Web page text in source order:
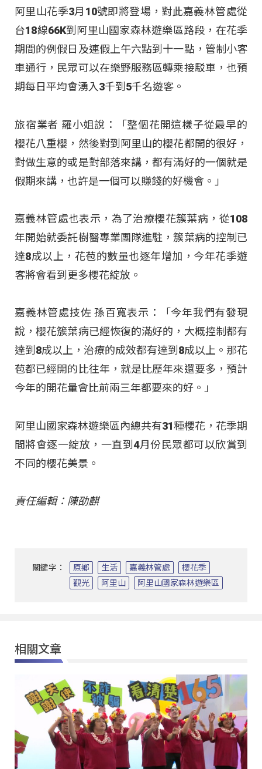
阿里山花季3月10號即將登場，對此嘉義林管處從
台18線66K到阿里山國家森林遊樂區路段，在花季
期間的例假日及連假上午六點到十一點，管制小客
車通行，民眾可以在樂野服務區轉乘接駁車，也預
期每日平均會湧入3千到5千名遊客。
旅宿業者 羅小姐說：「整個花開這樣子從最早的
櫻花八重櫻，然後對到阿里山的櫻花都開的很好，
對做生意的或是對部落來講，都有滿好的一個就是
假期來講，也許是一個可以賺錢的好機會。」
嘉義林管處也表示，為了治療櫻花簇葉病，從108
年開始就委託樹醫專業團隊進駐，簇葉病的控制已
達8成以上，花苞的數量也逐年增加，今年花季遊
客將會看到更多櫻花綻放。
嘉義林管處技佐 孫百寬表示：「今年我們有發現
說，櫻花簇葉病已經恢復的滿好的，大概控制都有
達到8成以上，治療的成效都有達到8成以上。那花
苞都已經開的比往年，就是比歷年來還要多，預計
今年的開花量會比前兩三年都要來的好。」
阿里山國家森林遊樂區內總共有31種櫻花，花季期
間將會逐一綻放，一直到4月份民眾都可以欣賞到
不同的櫻花美景。
責任編輯：陳劭麒
關鍵字： 原鄉 生活 嘉義林管處
櫻花季
觀光
阿里山 阿里山國家森林遊樂區
相關文章